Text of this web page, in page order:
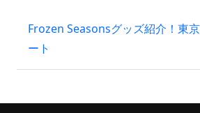
Frozen Seasonsグッズ紹介！東
ート